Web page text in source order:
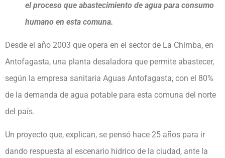
el proceso que abastecimiento de agua para consumo
humano en esta comuna.
Desde el año 2003 que opera en el sector de La Chimba, en
Antofagasta, una planta desaladora que permite abastecer,
según la empresa sanitaria Aguas Antofagasta, con el 80%
de la demanda de agua potable para esta comuna del norte
del país.
Un proyecto que, explican, se pensó hace 25 años para ir
dando respuesta al escenario hídrico de la ciudad, ante la